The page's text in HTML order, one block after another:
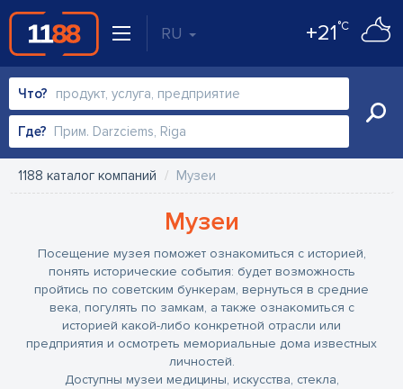
RU +21°C
Что?
Где?
1188 каталог компаний Музеи
Музеи
Посещение музея поможет ознакомиться с историей,
понять исторические события: будет возможность
пройтись по советским бункерам, вернуться в средние
века, погулять по замкам, а также ознакомиться с
историей какой-либо конкретной отрасли или
предприятия и осмотреть мемориальные дома известных
личностей.
Доступны музеи медицины, искусства, стекла,